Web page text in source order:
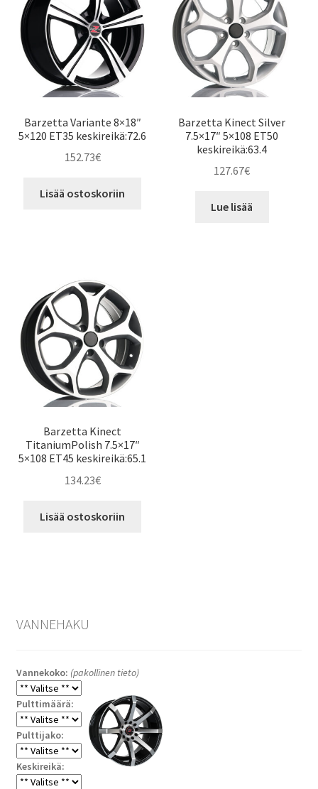
Barzetta Variante 8×18″
5×120 ET35 keskireikä:72.6
152.73€
Lisää ostoskoriin
Barzetta Kinect Silver
7.5×17″ 5×108 ET50
keskireikä:63.4
127.67€
Lue lisää
Barzetta Kinect
TitaniumPolish 7.5×17″
5×108 ET45 keskireikä:65.1
134.23€
Lisää ostoskoriin
VANNEHAKU
Vannekoko: (pakollinen tieto)
Pulttimäärä:
Pulttijako:
Keskireikä: